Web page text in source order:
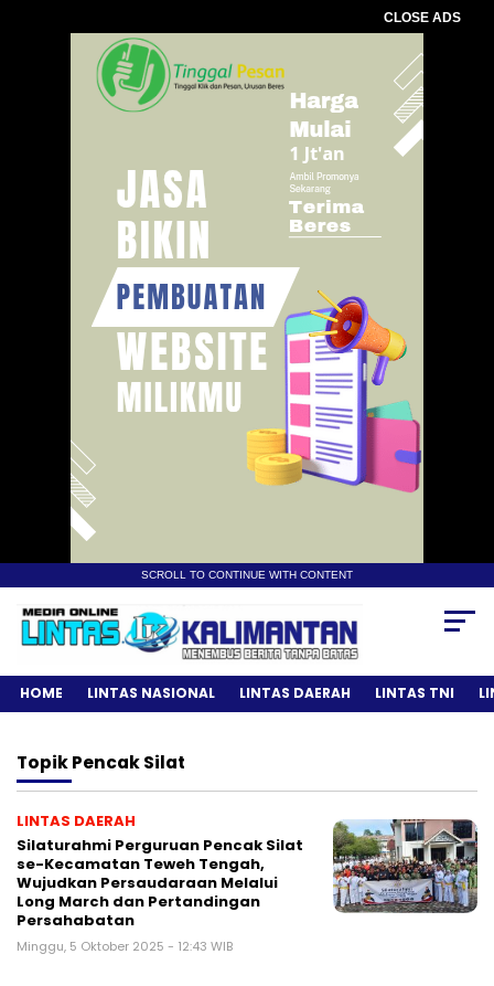
CLOSE ADS
SCROLL TO CONTINUE WITH CONTENT
HOME LINTAS NASIONAL LINTAS DAERAH LINTAS TNI
TopikPencak Silat
LINTAS DAERAH
Silaturahmi Perguruan Pencak Silat
se-Kecamatan Teweh Tengah,
Wujudkan Persaudaraan Melalui
Long March dan Pertandingan
Persahabatan
Minggu, 5 Oktober 2025 - 12:43 WIB